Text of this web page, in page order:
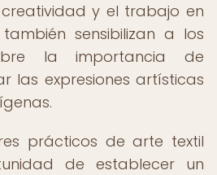
y el trabajo en
sensibilizan a los
la importancia de
las expresiones artísticas
prácticos de arte textil
de establecer un